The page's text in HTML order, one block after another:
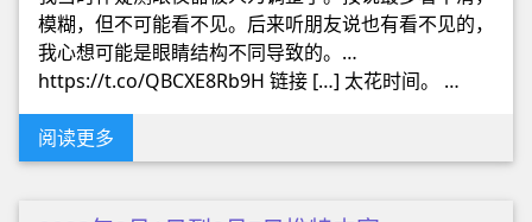
模糊，但不可能看不见。后来听朋友说也有看不见的，
我心想可能是眼睛结构不同导致的。…
https://t.co/QBCXE8Rb9H 链接 […] 太花时间。 …
阅读更多